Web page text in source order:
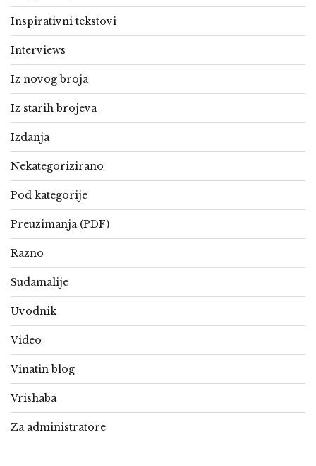
Inspirativni tekstovi
Interviews
Iz novog broja
Iz starih brojeva
Izdanja
Nekategorizirano
Pod kategorije
Preuzimanja (PDF)
Razno
Sudamalije
Uvodnik
Video
Vinatin blog
Vrishaba
Za administratore